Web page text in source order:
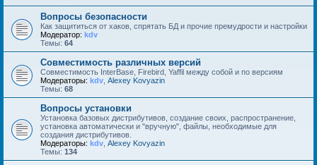
Вопросы безопасности
Как защититься от хаков, спрятать БД и прочие премудрости и настройки
Модератор: kdv
Темы: 64
Совместимость различных версий
Совместимость InterBase, Firebird, Yaffil между собой и по версиям
Модераторы: kdv Alexey Kovyazin
Темы: 68
Вопросы установки
Установка базовых дистрибутивов, создание своих, распространение,
установка автоматически и "вручную", файлы, необходимые для
создания дистрибутивов.
Модераторы: kdv Alexey Kovyazin
Темы: 134